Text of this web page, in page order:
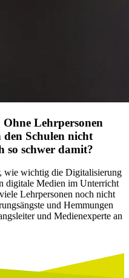
Lehrpersonen
Schulen nicht
so schwer damit?
wie wichtig die Digitalisierung
digitale Medien im Unterricht
Lehrpersonen noch nicht
und Hemmungen
und Medienexperte an